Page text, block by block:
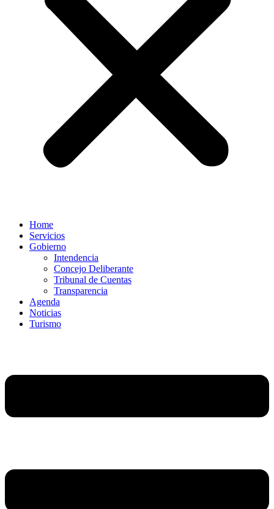
Home
Servicios
Gobierno
Intendencia
Concejo Deliberante
Tribunal de Cuentas
Transparencia
Agenda
Noticias
Turismo